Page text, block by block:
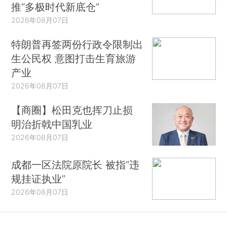
推“多极时代新底仓”
2026年08月07日
特朗普再签两份行政令限制出
生公民权 意图打击生育旅游
产业
2026年08月07日
【商圈】松田克也挥刀止损
明治折戟中国乳业
2026年08月07日
成都一区法院原院长 被指“违
规挂证执业”
2026年08月07日